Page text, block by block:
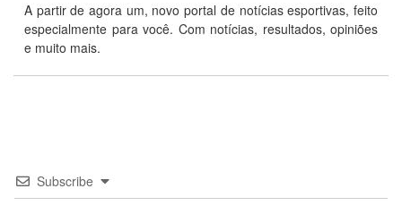
A partir de agora um, novo portal de notícias esportivas, feito
especialmente para você. Com notícias, resultados, opiniões
e muito mais.
Subscribe